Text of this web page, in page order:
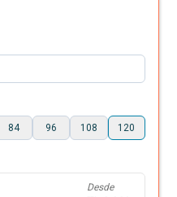
84 96 108 120
Desde